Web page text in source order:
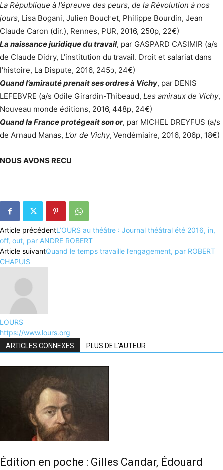
La République à l’épreuve des peurs, de la Révolution à nos
jours, Lisa Bogani, Julien Bouchet, Philippe Bourdin, Jean
Claude Caron (dir.), Rennes, PUR, 2016, 250p, 22€)
La naissance juridique du travail, par GASPARD CASIMIR (a/s
de Claude Didry, L’institution du travail. Droit et salariat dans
l’histoire, La Dispute, 2016, 245p, 24€)
Quand l’amirauté prenait ses ordres à Vichy, par DENIS
LEFEBVRE (a/s Odile Girardin-Thibeaud, Les amiraux de Vichy,
Nouveau monde éditions, 2016, 448p, 24€)
Quand la France protégeait son or, par MICHEL DREYFUS (a/s
de Arnaud Manas, L’or de Vichy, Vendémiaire, 2016, 206p, 18€)
NOUS AVONS RECU
Article précédentL’OURS au théâtre : Journal théâtral été 2016, in,
off, out, par ANDRE ROBERT
Article suivantQuand le temps travaille l’engagement, par ROBERT
CHAPUIS
LOURS
https://www.lours.org
ARTICLES CONNEXES PLUS DE L'AUTEUR
Édition en poche : Gilles Candar, Édouard